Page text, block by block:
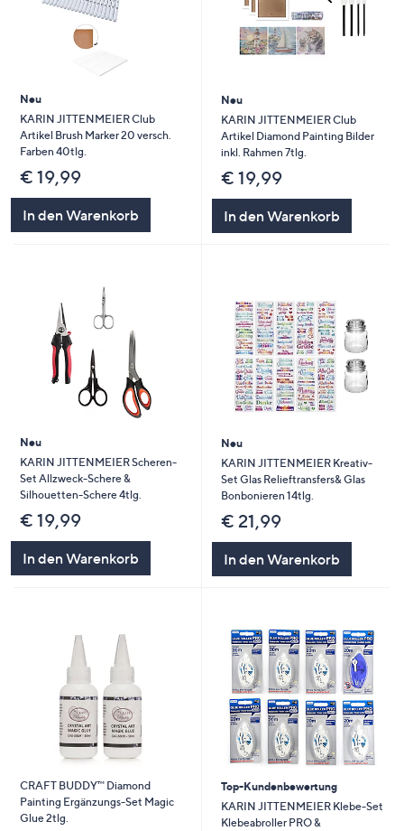
Neu
KARIN JITTENMEIER Club
Artikel Brush Marker 20 versch.
Farben 40tlg.
€ 19,99
In den Warenkorb
Neu
KARIN JITTENMEIER Club
Artikel Diamond Painting Bilder
inkl. Rahmen 7tlg.
€ 19,99
In den Warenkorb
Neu
KARIN JITTENMEIER Scheren-
Set Allzweck-Schere &
Silhouetten-Schere 4tlg.
€ 19,99
In den Warenkorb
Neu
KARIN JITTENMEIER Kreativ-
Set Glas Relieftransfers& Glas
Bonbonieren 14tlg.
€ 21,99
In den Warenkorb
CRAFT BUDDY™ Diamond
Painting Ergänzungs-Set Magic
Glue 2tlg.
Top-Kundenbewertung
KARIN JITTENMEIER Klebe-Set
Klebeabroller PRO &